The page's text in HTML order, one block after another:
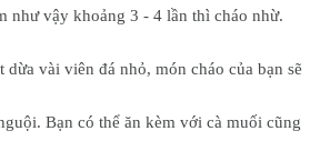
như vậy khoảng 3 - 4 lần thì cháo nhừ.
vài viên đá nhỏ, món cháo của bạn sẽ
Bạn có thể ăn kèm với cà muối cũng